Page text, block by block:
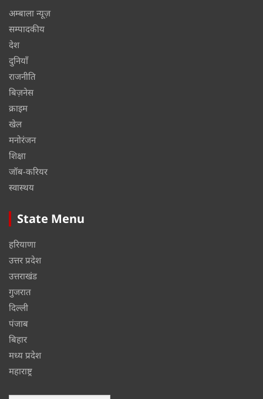
अम्बाला न्यूज़
सम्पादकीय
देश
दुनियाँ
राजनीति
बिज़नेस
क्राइम
खेल
मनोरंजन
शिक्षा
जॉब-करियर
स्वास्थय
State Menu
हरियाणा
उत्तर प्रदेश
उत्तराखंड
गुजरात
दिल्ली
पंजाब
बिहार
मध्य प्रदेश
महाराष्ट्र